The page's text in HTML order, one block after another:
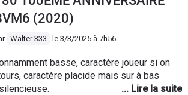
long trajet un peu plus de cavalerie serait
Sans doute la meilleure voiture
j'ai eu, avec la Civic idtec 150. Je l'ai
en BA et skyactive X (186cv)
(2020)
Walter 333 le 3/3/2025 à 7h56
basse, caractère joueur si on
caractère placide mais sur à bas